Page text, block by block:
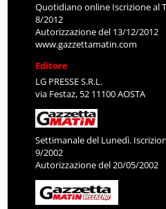
Quotidiano online Iscrizione al
8/2012
Autorizzazione del 13/12/2012
www.gazzettamatin.com
Editore
LG PRESSE S.R.L.
via Festaz, 52 11100 AOSTA
Settimanale del Lunedì.
9/2002
Autorizzazione del 20/05/2002